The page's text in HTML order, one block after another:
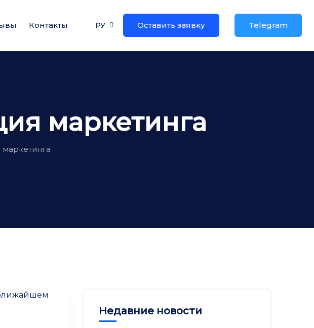
Контакты РУ Оставить заявку Telegram
маркетинга
маркетинга
Недавние новости